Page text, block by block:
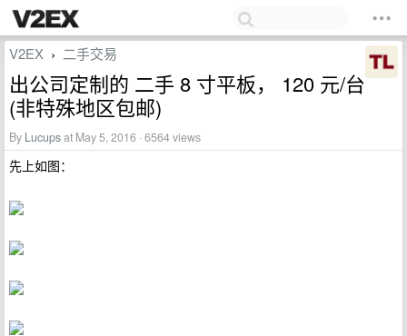
V2EX › 二手交易
出公司定制的 二手 8 寸平板， 120 元/台
(非特殊地区包邮)
By Lucupsat May 5, 2016 · 6564 views
先上如图：